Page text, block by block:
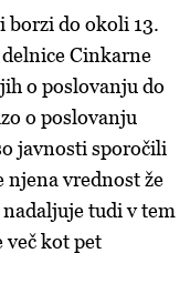
borzi do okoli 13.
Cinkarne
o poslovanju do
o poslovanju
javnosti sporočili
njena vrednost že
tudi v tem
več kot pet